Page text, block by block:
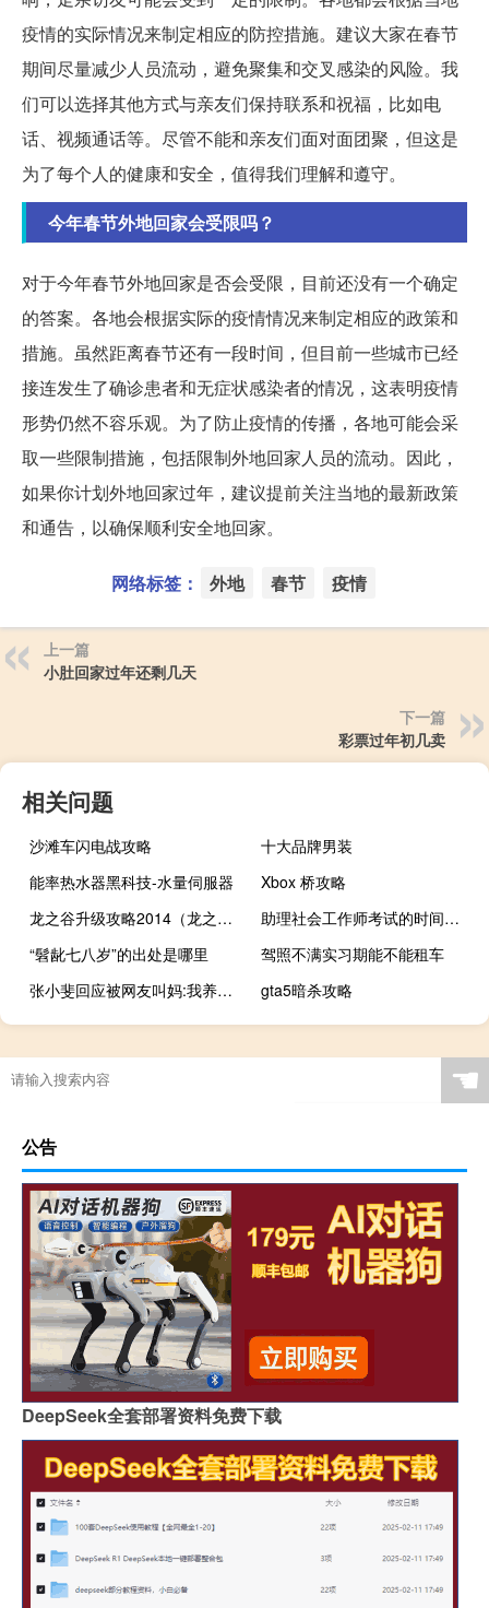
疫情的实际情况来制定相应的防控措施。建议大家在春节
期间尽量减少人员流动，避免聚集和交叉感染的风险。我
们可以选择其他方式与亲友们保持联系和祝福，比如电
话、视频通话等。尽管不能和亲友们面对面团聚，但这是
为了每个人的健康和安全，值得我们理解和遵守。
今年春节外地回家会受限吗？
对于今年春节外地回家是否会受限，目前还没有一个确定
的答案。各地会根据实际的疫情情况来制定相应的政策和
措施。虽然距离春节还有一段时间，但目前一些城市已经
接连发生了确诊患者和无症状感染者的情况，这表明疫情
形势仍然不容乐观。为了防止疫情的传播，各地可能会采
取一些限制措施，包括限制外地回家人员的流动。因此，
如果你计划外地回家过年，建议提前关注当地的最新政策
和通告，以确保顺利安全地回家。
网络标签： 外地 春节 疫情
上一篇
小肚回家过年还剩几天
下一篇
彩票过年初几卖
相关问题
沙滩车闪电战攻略
十大品牌男装
能率热水器黑科技-水量伺服器
Xbox 桥攻略
龙之谷升级攻略2014（龙之谷升级攻略）
助理社会工作师考试的时间在什么时候
“髫龀七八岁”的出处是哪里
驾照不满实习期能不能租车
张小斐回应被网友叫妈:我养不起 具体是怎么说的
gta5暗杀攻略
☚
公告
DeepSeek全套部署资料免费下载